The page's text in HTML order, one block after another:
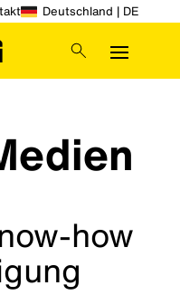
Deutschland | DE
how